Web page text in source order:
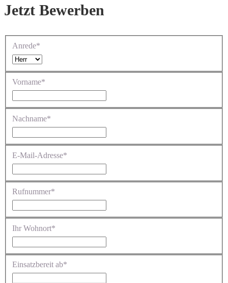
Jetzt Bewerben
Anrede*
Vorname*
Nachname*
E-Mail-Adresse*
Rufnummer*
Ihr Wohnort*
Einsatzbereit ab*